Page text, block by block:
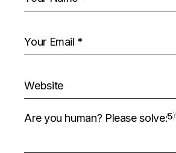
Are you human? Please solve: